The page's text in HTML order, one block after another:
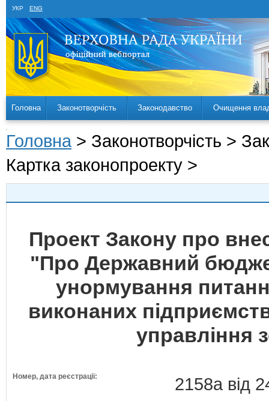
УКР ENG
Головна Законотворчість Законодавство Очищення
Головна > Законотворчість >
Картка законопроекту >
Проект Закону про
"Про Державний
унормування
виконаних
управління
Номер, дата реєстрації: 2158а від